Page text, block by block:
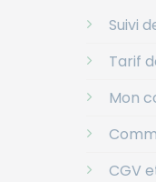
Suivi
Tarif
Mon
CGV